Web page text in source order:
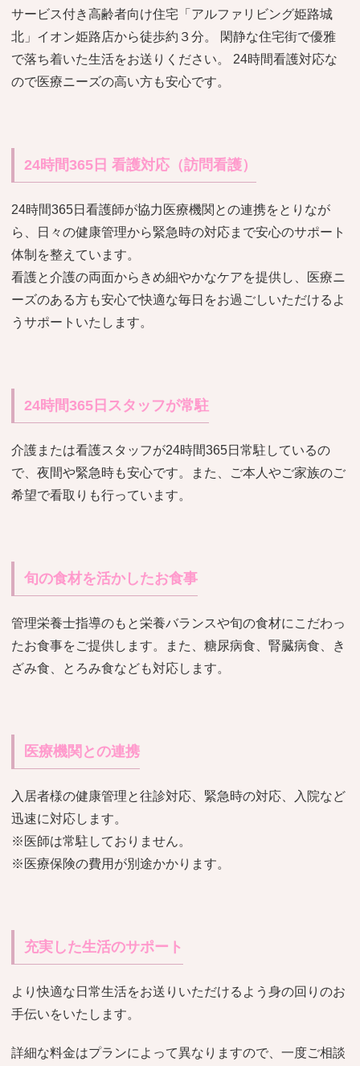
サービス付き高齢者向け住宅「アルファリビング姫路城
北」イオン姫路店から徒歩約３分。 閑静な住宅街で優雅
で落ち着いた生活をお送りください。 24時間看護対応な
ので医療ニーズの高い方も安心です。
24時間365日 看護対応（訪問看護）
24時間365日看護師が協力医療機関との連携をとりなが
ら、日々の健康管理から緊急時の対応まで安心のサポート
体制を整えています。
看護と介護の両面からきめ細やかなケアを提供し、医療ニ
ーズのある方も安心で快適な毎日をお過ごしいただけるよ
うサポートいたします。
24時間365日スタッフが常駐
介護または看護スタッフが24時間365日常駐しているの
で、夜間や緊急時も安心です。また、ご本人やご家族のご
希望で看取りも行っています。
旬の食材を活かしたお食事
管理栄養士指導のもと栄養バランスや旬の食材にこだわっ
たお食事をご提供します。また、糖尿病食、腎臓病食、き
ざみ食、とろみ食なども対応します。
医療機関との連携
入居者様の健康管理と往診対応、緊急時の対応、入院など
迅速に対応します。
※医師は常駐しておりません。
※医療保険の費用が別途かかります。
充実した生活のサポート
より快適な日常生活をお送りいただけるよう身の回りのお
手伝いをいたします。
詳細な料金はプランによって異なりますので、一度ご相談